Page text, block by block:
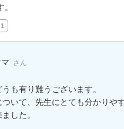
1
さん
も有り難うございます。
いて、先生にとても分かりや
した。